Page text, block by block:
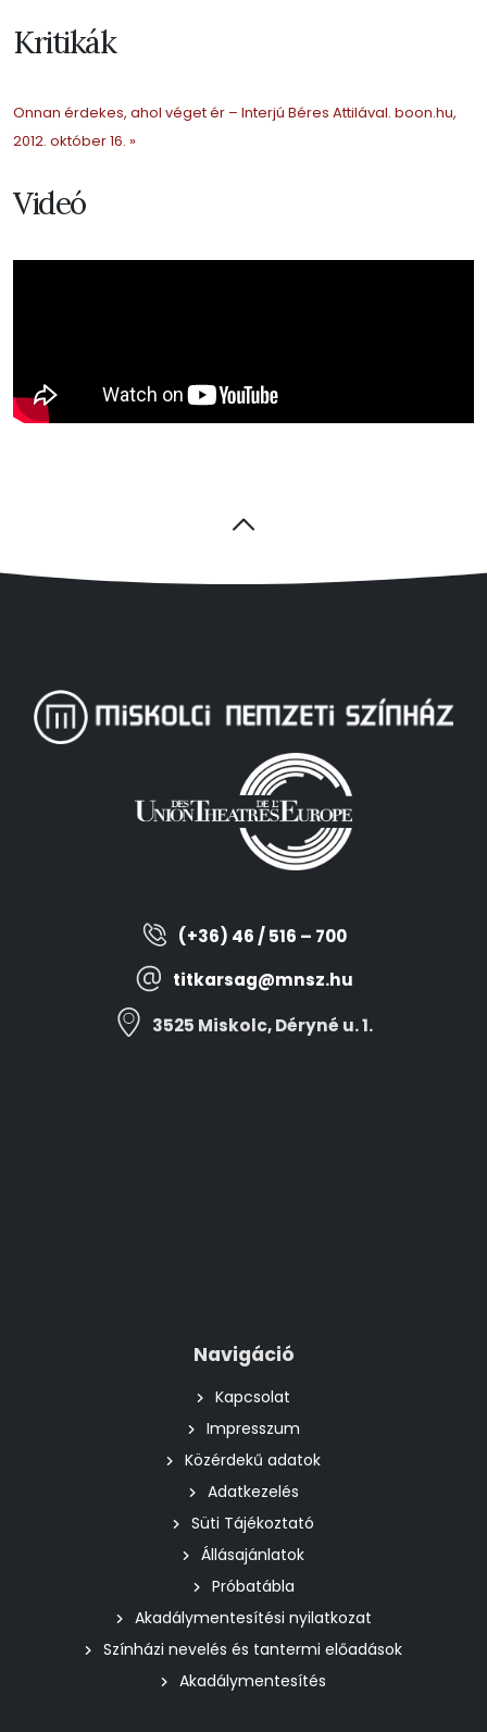
Kritikák
Onnan érdekes, ahol véget ér – Interjú Béres Attilával. boon.hu,
2012. október 16. »
Videó
(+36) 46 / 516 – 700
titkarsag@mnsz.hu
3525 Miskolc, Déryné u. 1.
Navigáció
Kapcsolat
Impresszum
Közérdekű adatok
Adatkezelés
Süti Tájékoztató
Állásajánlatok
Próbatábla
Akadálymentesítési nyilatkozat
Színházi nevelés és tantermi előadások
Akadálymentesítés